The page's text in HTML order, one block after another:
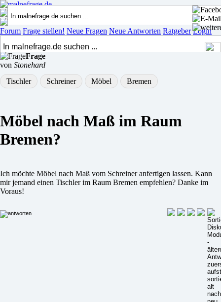
Forum Frage stellen! Neue Fragen Neue Antworten Ratgeber Login
Frage
von Stonehard
Tischler
Schreiner Möbel Bremen
Möbel nach Maß im Raum
Bremen?
Ich möchte Möbel nach Maß vom Schreiner anfertigen lassen. Kann
mir jemand einen Tischler im Raum Bremen empfehlen? Danke im
Voraus!